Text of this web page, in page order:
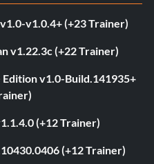
v1.0.4+ (+23 Trainer)
v1.22.3c (+22 Trainer)
v1.0-Build.141935+
(+12 Trainer)
(+12 Trainer)